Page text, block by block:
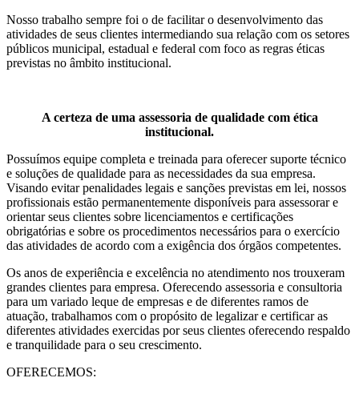
Nosso trabalho sempre foi o de facilitar o desenvolvimento das
atividades de seus clientes intermediando sua relação com os setores
públicos municipal, estadual e federal com foco as regras éticas
previstas no âmbito institucional.
A certeza de uma assessoria de qualidade com ética
institucional.
Possuímos equipe completa e treinada para oferecer suporte técnico
e soluções de qualidade para as necessidades da sua empresa.
Visando evitar penalidades legais e sanções previstas em lei, nossos
profissionais estão permanentemente disponíveis para assessorar e
orientar seus clientes sobre licenciamentos e certificações
obrigatórias e sobre os procedimentos necessários para o exercício
das atividades de acordo com a exigência dos órgãos competentes.
Os anos de experiência e excelência no atendimento nos trouxeram
grandes clientes para empresa. Oferecendo assessoria e consultoria
para um variado leque de empresas e de diferentes ramos de
atuação, trabalhamos com o propósito de legalizar e certificar as
diferentes atividades exercidas por seus clientes oferecendo respaldo
e tranquilidade para o seu crescimento.
OFERECEMOS: